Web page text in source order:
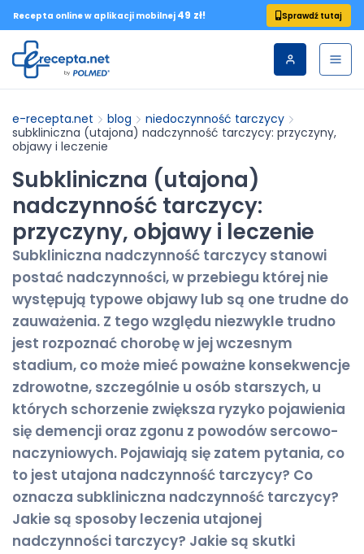
Recepta online w aplikacji mobilnej 49 zł! Sprawdź tutaj
e-recepta.net blog
niedoczynność tarczycy
subkliniczna (utajona) nadczynność tarczycy: przyczyny,
objawy i leczenie
Subkliniczna (utajona)
nadczynność tarczycy:
przyczyny, objawy i leczenie
Subkliniczna nadczynność tarczycy stanowi
postać nadczynności, w przebiegu której nie
występują typowe objawy lub są one trudne do
zauważenia. Z tego względu niezwykle trudno
jest rozpoznać chorobę w jej wczesnym
stadium, co może mieć poważne konsekwencje
zdrowotne, szczególnie u osób starszych, u
których schorzenie zwiększa ryzyko pojawienia
się demencji oraz zgonu z powodów sercowo-
naczyniowych. Pojawiają się zatem pytania, co
to jest utajona nadczynność tarczycy? Co
oznacza subkliniczna nadczynność tarczycy?
Jakie są sposoby leczenia utajonej
nadczynności tarczycy? Jakie są skutki